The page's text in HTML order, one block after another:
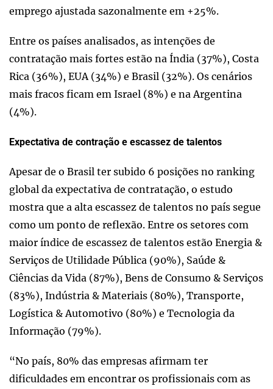
emprego ajustada sazonalmente em +25%.
Entre os países analisados, as intenções de
contratação mais fortes estão na Índia (37%), Costa
Rica (36%), EUA (34%) e Brasil (32%). Os cenários
mais fracos ficam em Israel (8%) e na Argentina
(4%).
Expectativa de contração e escassez de talentos
Apesar de o Brasil ter subido 6 posições no ranking
global da expectativa de contratação, o estudo
mostra que a alta escassez de talentos no país segue
como um ponto de reflexão. Entre os setores com
maior índice de escassez de talentos estão Energia &
Serviços de Utilidade Pública (90%), Saúde &
Ciências da Vida (87%), Bens de Consumo & Serviços
(83%), Indústria & Materiais (80%), Transporte,
Logística & Automotivo (80%) e Tecnologia da
Informação (79%).
“No país, 80% das empresas afirmam ter
dificuldades em encontrar os profissionais com as